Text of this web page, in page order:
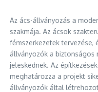
Az ács-állványozás a
szakmája. Az ácsok
fémszerkezetek tervezése,
állványozók a biztonságos
jeleskednek. Az
meghatározza a projekt
állványozók által